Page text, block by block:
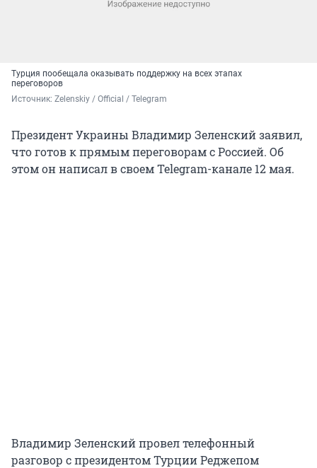
Турция пообещала оказывать поддержку на всех этапах
переговоров
Источник: Zelenskiy / Official / Telegram
Президент Украины Владимир Зеленский заявил,
что готов к прямым переговорам с Россией. Об
этом он написал в своем Telegram-канале 12 мая.
Владимир Зеленский провел телефонный
разговор с президентом Турции Реджепом